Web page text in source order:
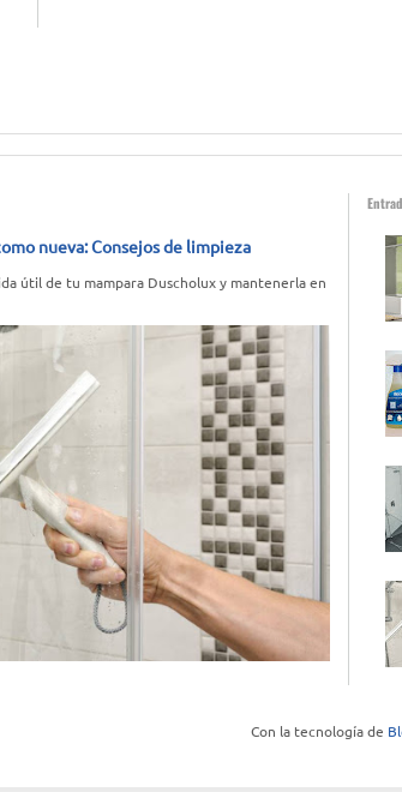
nueva: Consejos de limpieza
útil de tu mampara Duscholux y mantenerla en
Con la tecnología de